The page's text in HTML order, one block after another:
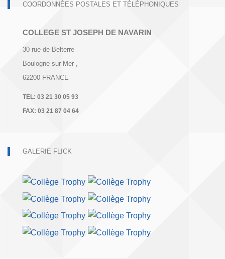
COORDONNÉES POSTALES ET TÉLÉPHONIQUES
COLLEGE ST JOSEPH DE NAVARIN
30 rue de Belterre
Boulogne sur Mer ,
62200 FRANCE
TEL: 03 21 30 05 93
FAX: 03 21 87 04 64
GALERIE FLICK